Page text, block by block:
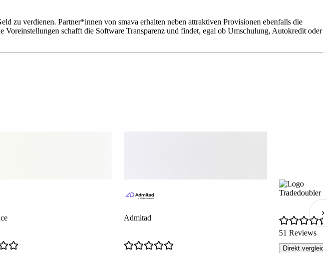
zu verdienen. Partner*innen von smava erhalten neben attraktiven Provisionen ebenfalls die
schafft die Software Transparenz und findet, egal ob Umschulung, Autokredit oder
Admitad
Tradedoubler
51 Reviews
Direkt